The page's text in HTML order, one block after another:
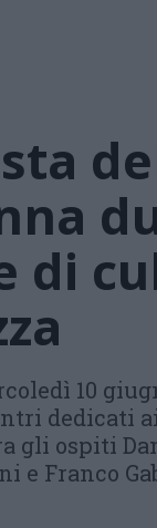
di
10
dedicati
gli ospiti
e Franco